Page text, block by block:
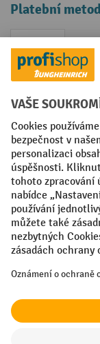
Platební
Faktura
Sociální sítě
Facebook
YouTubeLinkedIn
VODP Otisk
Prohlášení o
Nastavení
All prices excl. VAT
¹ Sleva platí do